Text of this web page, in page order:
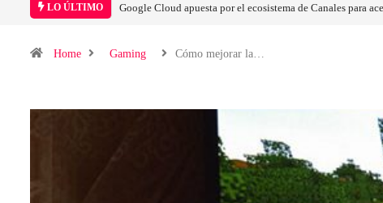
LO ÚLTIMO
Home Gaming Cómo mejorar la…